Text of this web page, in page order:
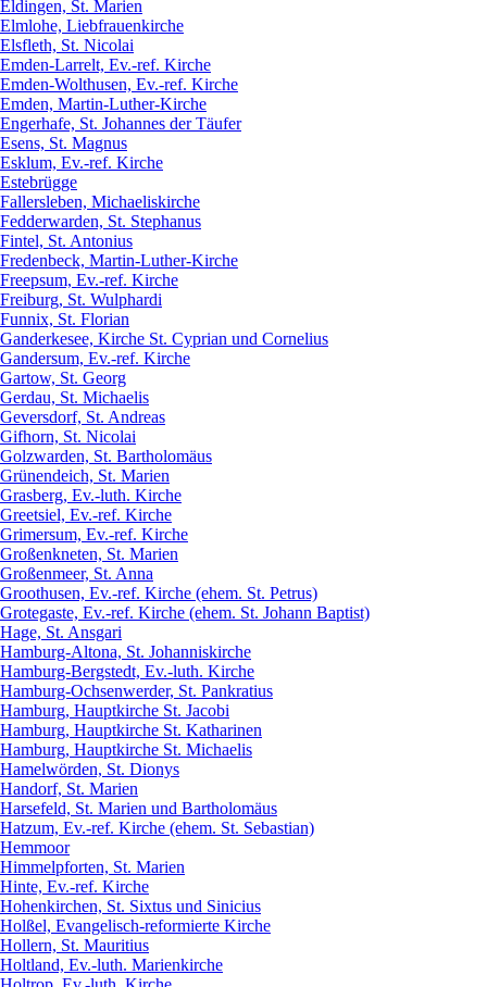
Eldingen, St. Marien
Elmlohe, Liebfrauenkirche
Elsfleth, St. Nicolai
Emden-Larrelt, Ev.-ref. Kirche
Emden-Wolthusen, Ev.-ref. Kirche
Emden, Martin-Luther-Kirche
Engerhafe, St. Johannes der Täufer
Esens, St. Magnus
Esklum, Ev.-ref. Kirche
Estebrügge
Fallersleben, Michaeliskirche
Fedderwarden, St. Stephanus
Fintel, St. Antonius
Fredenbeck, Martin-Luther-Kirche
Freepsum, Ev.-ref. Kirche
Freiburg, St. Wulphardi
Funnix, St. Florian
Ganderkesee, Kirche St. Cyprian und Cornelius
Gandersum, Ev.-ref. Kirche
Gartow, St. Georg
Gerdau, St. Michaelis
Geversdorf, St. Andreas
Gifhorn, St. Nicolai
Golzwarden, St. Bartholomäus
Grünendeich, St. Marien
Grasberg, Ev.-luth. Kirche
Greetsiel, Ev.-ref. Kirche
Grimersum, Ev.-ref. Kirche
Großenkneten, St. Marien
Großenmeer, St. Anna
Groothusen, Ev.-ref. Kirche (ehem. St. Petrus)
Grotegaste, Ev.-ref. Kirche (ehem. St. Johann Baptist)
Hage, St. Ansgari
Hamburg-Altona, St. Johanniskirche
Hamburg-Bergstedt, Ev.-luth. Kirche
Hamburg-Ochsenwerder, St. Pankratius
Hamburg, Hauptkirche St. Jacobi
Hamburg, Hauptkirche St. Katharinen
Hamburg, Hauptkirche St. Michaelis
Hamelwörden, St. Dionys
Handorf, St. Marien
Harsefeld, St. Marien und Bartholomäus
Hatzum, Ev.-ref. Kirche (ehem. St. Sebastian)
Hemmoor
Himmelpforten, St. Marien
Hinte, Ev.-ref. Kirche
Hohenkirchen, St. Sixtus und Sinicius
Holßel, Evangelisch-reformierte Kirche
Hollern, St. Mauritius
Holtland, Ev.-luth. Marienkirche